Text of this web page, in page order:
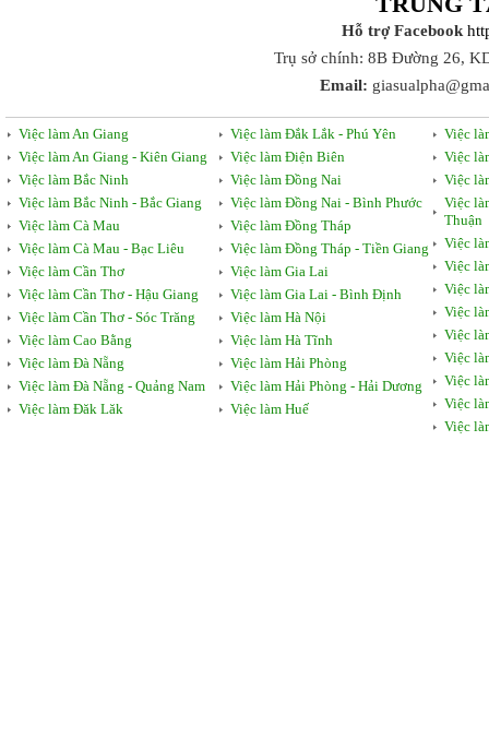
Hỗ trợ Facebook
Trụ sở chính: 8B Đường 26,
Email:
Việc làm An Giang
Việc làm An Giang - Kiên Giang
Việc làm Bắc Ninh
Việc làm Bắc Ninh - Bắc Giang
Việc làm Cà Mau
Việc làm Cà Mau - Bạc Liêu
Việc làm Cần Thơ
Việc làm Cần Thơ - Hậu Giang
Việc làm Cần Thơ - Sóc Trăng
Việc làm Cao Bằng
Việc làm Đà Nẵng
Việc làm Đà Nẵng - Quảng Nam
Việc làm Đăk Lăk
Việc làm Đắk Lắk - Phú Yên
Việc làm Điện Biên
Việc làm Đồng Nai
Việc làm Đồng Nai - Bình Phước
Việc làm Đồng Tháp
Việc làm Đồng Tháp - Tiền Giang
Việc làm Gia Lai
Việc làm Gia Lai - Bình Định
Việc làm Hà Nội
Việc làm Hà Tĩnh
Việc làm Hải Phòng
Việc làm Hải Phòng - Hải Dương
Việc làm Huế
Việc
Việc
Việc
Việc
Thuận
Việc
Việc
Việc
Việc
Việc
Việc
Việc
Việc
Việc